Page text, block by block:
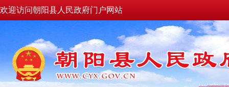
欢迎访问朝阳县人民政府门户网站